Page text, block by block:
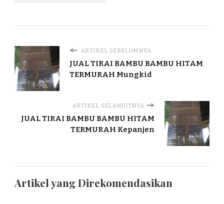
ARTIKEL SEBELUMNYA
JUAL TIRAI BAMBU BAMBU HITAM
TERMURAH Mungkid
ARTIKEL SELANJUTNYA
JUAL TIRAI BAMBU BAMBU HITAM
TERMURAH Kepanjen
Artikel yang Direkomendasikan